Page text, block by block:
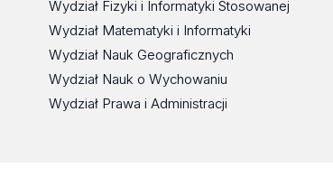
Wydział Fizyki i Informatyki Stosowanej
Wydział Matematyki i Informatyki
Wydział Nauk Geograficznych
Wydział Nauk o Wychowaniu
Wydział Prawa i Administracji